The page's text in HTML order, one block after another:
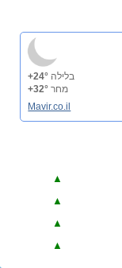
בלילה +24°
מחר +32°
Mavir.co.il
▲
▲
▲
▲